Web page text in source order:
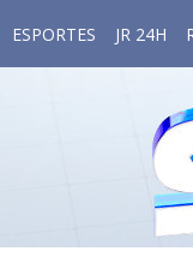
ESPORTES JR 24H